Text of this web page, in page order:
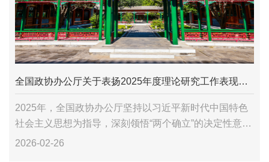
全国政协办公厅关于表扬2025年度理论研究工作表现突出个人和课题承担单位的通报
2025年，全国政协办公厅坚持以习近平新时代中国特色
社会主义思想为指导，深刻领悟“两个确立”的决定性意
义、坚决做到“两个维护”，常态化机制化推进党的创新理
2026-02-26